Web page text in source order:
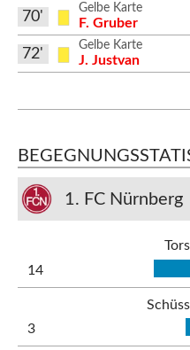
Gelbe Karte
F. Gruber
70'
Gelbe Karte
J. Justvan
72'
1. FC Nürnberg
14
3